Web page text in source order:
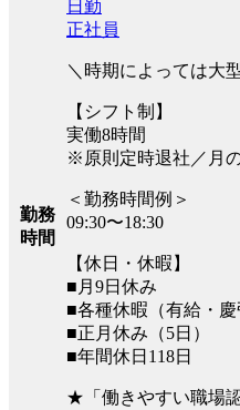
勤務
時間
日勤
正社員
＼時期によっては大
【シフト制】
実働8時間
※原則定時退社／月
＜勤務時間例＞
09:30〜18:30
【休日・休暇】
■月9日休み
■各種休暇（有給・慶
■正月休み（5日）
■年間休日118日
★「働きやすい職場